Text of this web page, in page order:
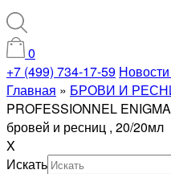
0
+7 (499) 734-17-59
Главная » БРОВИ И
PROFESSIONNEL
бровей и ресниц , 20/20мл
X
Искать